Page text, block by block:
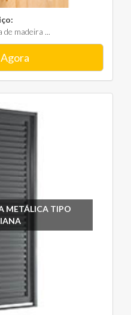
madeira ...
METÁLICA TIPO